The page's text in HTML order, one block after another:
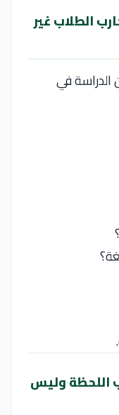
الطلاب غير
الدراسة في
اللحظة وليس